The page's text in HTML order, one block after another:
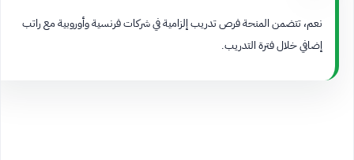
نعم، تتضمن المنحة فرص تدريب إلزامية في شركات فرنسية وأوروبية مع راتب
إضافي خلال فترة التدريب.